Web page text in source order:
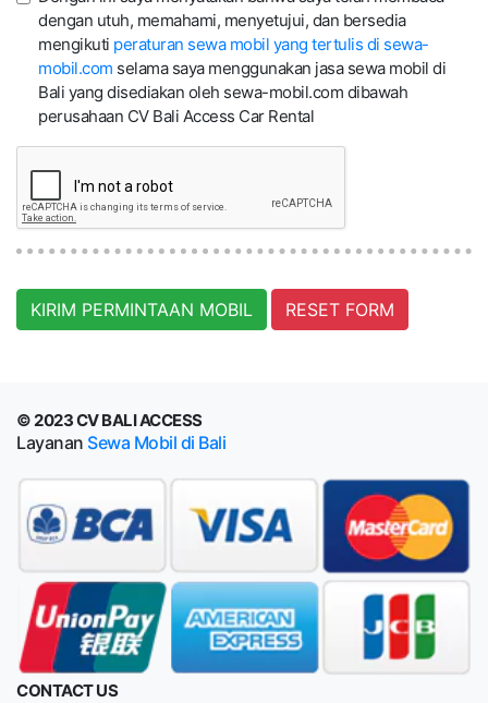
dengan utuh, memahami, menyetujui, dan bersedia
mengikuti peraturan sewa mobil yang tertulis di sewa-
mobil.com selama saya menggunakan jasa sewa mobil di
Bali yang disediakan oleh sewa-mobil.com dibawah
perusahaan CV Bali Access Car Rental
KIRIM PERMINTAAN MOBIL RESET FORM
© 2023 CV BALI ACCESS
Layanan Sewa Mobil di Bali
CONTACT US